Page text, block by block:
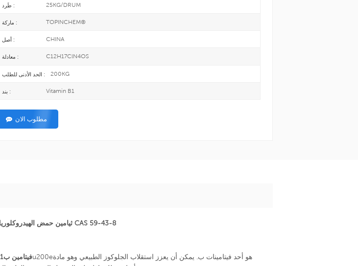
طَرد : 25KG/DRUM
ماركة : TOPINCHEM®
أصل : CHINA
معادلة : C12H17ClN4OS
الحد الأدنى للطلب : 200KG
بند : Vitamin B1
مطلوب الان
حار بيع فيتامين B1 ثيامين حمض الهيدروكلوريك مسحوق CAS 59-43-8
فيتامين ب1u200eهو أحد فيتامينات ب. يمكن أن يعزز استقلاب الجلوكوز الطبيعي وهو مادة